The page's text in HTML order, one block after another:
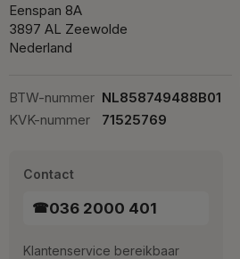
Eenspan 8A
3897 AL Zeewolde
Nederland
BTW-nummer NL858749488B01
KVK-nummer
71525769
Contact
☎036 2000 401
Klantenservice bereikbaar